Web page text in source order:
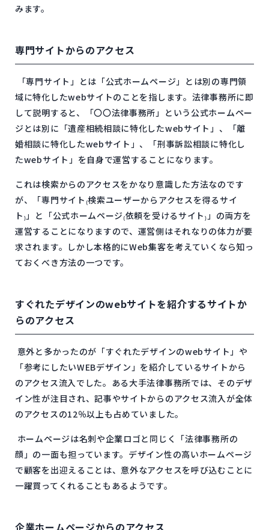
みます。
専門サイトからのアクセス
「専門サイト」とは「公式ホームページ」とは別の専門領
域に特化したwebサイトのことを指します。法律事務所に即
して説明すると、「〇〇法律事務所」という公式ホームペー
ジとは別に「遺産相続相談に特化したwebサイト」、「離
婚相談に特化したwebサイト」、「刑事訴訟相談に特化し
たwebサイト」を自身で運営することになります。
これは検索からのアクセスをかなり意識した方法なのです
が、「専門サイト₍検索ユーザーからアクセスを得るサイ
ト₎」と「公式ホームページ₍依頼を受けるサイト₎」の両方を
運営することになりますので、運営側はそれなりの体力が要
求されます。しかし本格的にWeb集客を考えていくなら知っ
ておくべき方法の一つです。
すぐれたデザインのwebサイトを紹介するサイトか
らのアクセス
意外と多かったのが「すぐれたデザインのwebサイト」や
「参考にしたいWEBデザイン」を紹介しているサイトから
のアクセス流入でした。ある大手法律事務所では、そのデザ
イン性が注目され、記事やサイトからのアクセス流入が全体
のアクセスの12％以上も占めていました。
ホームページは名刺や企業ロゴと同じく「法律事務所の
顔」の一面も担っています。デザイン性の高いホームページ
で顧客を出迎えることは、意外なアクセスを呼び込むことに
一躍買ってくれることもあるようです。
企業ホームページからのアクセス